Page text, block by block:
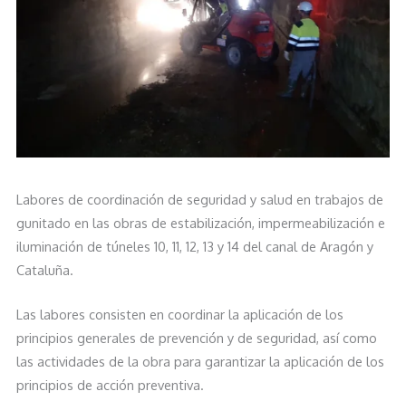
Labores de coordinación de seguridad y salud en trabajos de
gunitado en las obras de estabilización, impermeabilización e
iluminación de túneles 10, 11, 12, 13 y 14 del canal de Aragón y
Cataluña.
Las labores consisten en coordinar la aplicación de los
principios generales de prevención y de seguridad, así como
las actividades de la obra para garantizar la aplicación de los
principios de acción preventiva.